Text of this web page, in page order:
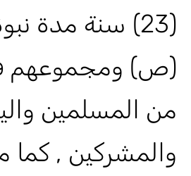
(23) سنة مدة
من المسلمين
والمشركين , كما